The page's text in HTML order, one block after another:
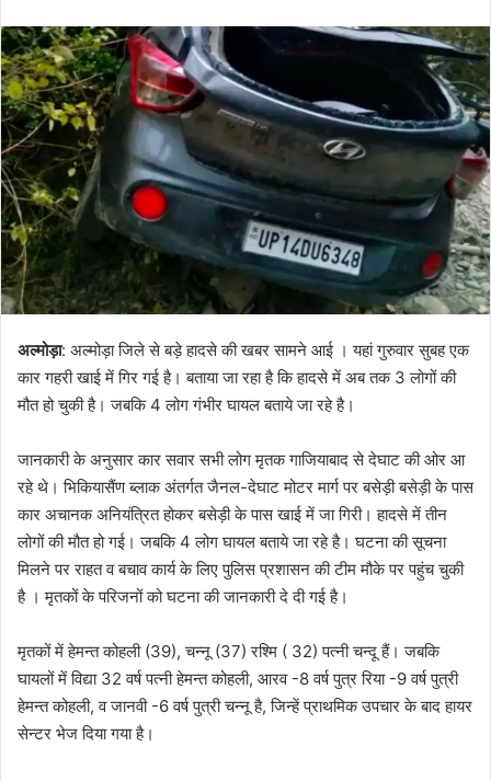
अल्मोड़ा: अल्मोड़ा जिले से बड़े हादसे की खबर सामने आई । यहां गुरुवार सुबह एक
कार गहरी खाई में गिर गई है। बताया जा रहा है कि हादसे में अब तक 3 लोगों की
मौत हो चुकी है। जबकि 4 लोग गंभीर घायल बताये जा रहे है।
जानकारी के अनुसार कार सवार सभी लोग मृतक गाजियाबाद से देघाट की ओर आ
रहे थे। भिकियासैंण ब्लाक अंतर्गत जैनल-देघाट मोटर मार्ग पर बसेड़ी बसेड़ी के पास
कार अचानक अनियंत्रित होकर बसेड़ी के पास खाई में जा गिरी। हादसे में तीन
लोगों की मौत हो गई। जबकि 4 लोग घायल बताये जा रहे है। घटना की सूचना
मिलने पर राहत व बचाव कार्य के लिए पुलिस प्रशासन की टीम मौके पर पहुंच चुकी
है । मृतकों के परिजनों को घटना की जानकारी दे दी गई है।
मृतकों में हेमन्त कोहली (39), चन्नू (37) रश्मि ( 32) पत्नी चन्दू हैं। जबकि
घायलों में विद्या 32 वर्ष पत्नी हेमन्त कोहली, आरव -8 वर्ष पुत्र रिया -9 वर्ष पुत्री
हेमन्त कोहली, व जानवी -6 वर्ष पुत्री चन्नू है, जिन्हें प्राथमिक उपचार के बाद हायर
सेन्टर भेज दिया गया है।